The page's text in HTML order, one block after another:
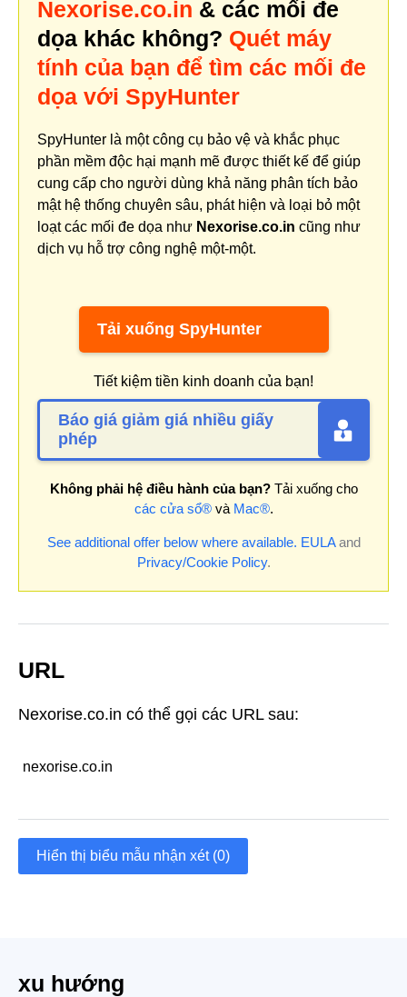
Nexorise.co.in & các mối đe
dọa khác không? Quét máy
tính của bạn để tìm các mối đe
dọa với SpyHunter
SpyHunter là một công cụ bảo vệ và khắc phục
phần mềm độc hại mạnh mẽ được thiết kế để giúp
cung cấp cho người dùng khả năng phân tích bảo
mật hệ thống chuyên sâu, phát hiện và loại bỏ một
loạt các mối đe dọa như Nexorise.co.in cũng như
dịch vụ hỗ trợ công nghệ một-một.
Tải xuống SpyHunter
Tiết kiệm tiền kinh doanh của bạn!
Báo giá giảm giá nhiều giấy
phép
Không phải hệ điều hành của bạn?Tải xuống cho
các cửa sổ®và Mac®.
See additional offer below where available. EULAand
Privacy/Cookie Policy.
URL
Nexorise.co.in có thể gọi các URL sau:
nexorise.co.in
Hiển thị biểu mẫu nhận xét (0)
xu hướng